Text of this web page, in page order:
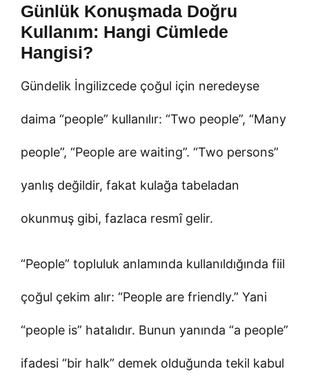
Günlük Konuşmada Doğru
Kullanım: Hangi Cümlede
Hangisi?
Gündelik İngilizcede çoğul için neredeyse
daima “people” kullanılır: “Two people”, “Many
people”, “People are waiting”. “Two persons”
yanlış değildir, fakat kulağa tabeladan
okunmuş gibi, fazlaca resmî gelir.
“People” topluluk anlamında kullanıldığında fiil
çoğul çekim alır: “People are friendly.” Yani
“people is” hatalıdır. Bunun yanında “a people”
ifadesi “bir halk” demek olduğunda tekil kabul